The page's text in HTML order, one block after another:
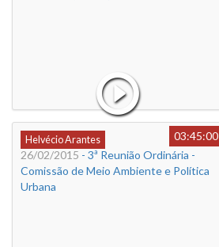
Helvécio Arantes
03:45:00
26/02/2015 - 3ª Reunião Ordinária -
Comissão de Meio Ambiente e Política
Urbana